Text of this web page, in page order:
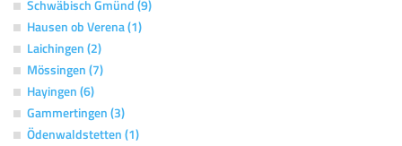
Schwäbisch Gmünd (9)
Hausen ob Verena (1)
Laichingen (2)
Mössingen (7)
Hayingen (6)
Gammertingen (3)
Ödenwaldstetten (1)